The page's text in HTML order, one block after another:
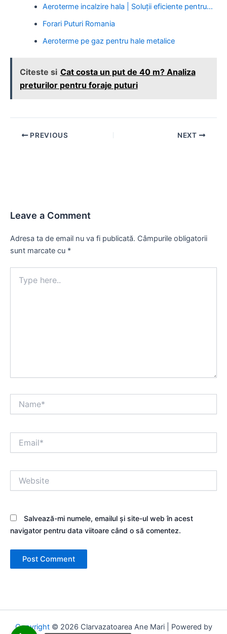
Aeroterme incalzire hala | Soluții eficiente pentru…
Forari Puturi Romania
Aeroterme pe gaz pentru hale metalice
Citeste si Cat costa un put de 40 m? Analiza
preturilor pentru foraje puturi
Post PREVIOUS NEXT
Leave a Comment
Adresa ta de email nu va fi publicată. Câmpurile obligatorii
sunt marcate cu *
here..
Salvează-mi numele, emailul și site-ul web în acest
navigator pentru data viitoare când o să comentez.
Copyright© 2026 Clarvazatoarea Ane Mari | Powered by